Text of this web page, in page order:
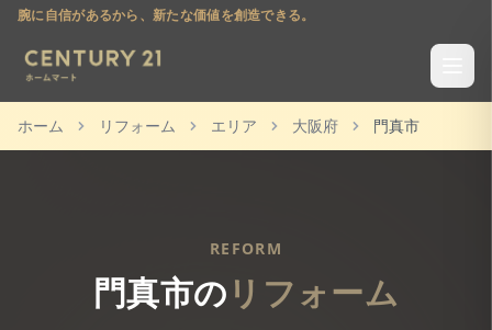
腕に自信があるから、新たな価値を創造できる。
ホーム リフォーム エリア 大阪府 門真市
REFORM
門真市の リフォーム